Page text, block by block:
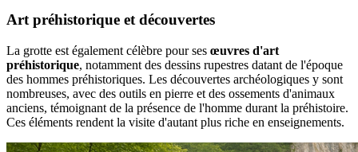
Art préhistorique et découvertes
La grotte est également célèbre pour ses œuvres d'art
préhistorique, notamment des dessins rupestres datant de l'époque
des hommes préhistoriques. Les découvertes archéologiques y sont
nombreuses, avec des outils en pierre et des ossements d'animaux
anciens, témoignant de la présence de l'homme durant la préhistoire.
Ces éléments rendent la visite d'autant plus riche en enseignements.